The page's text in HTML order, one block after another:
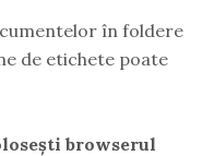
în foldere
de etichete poate
browserul